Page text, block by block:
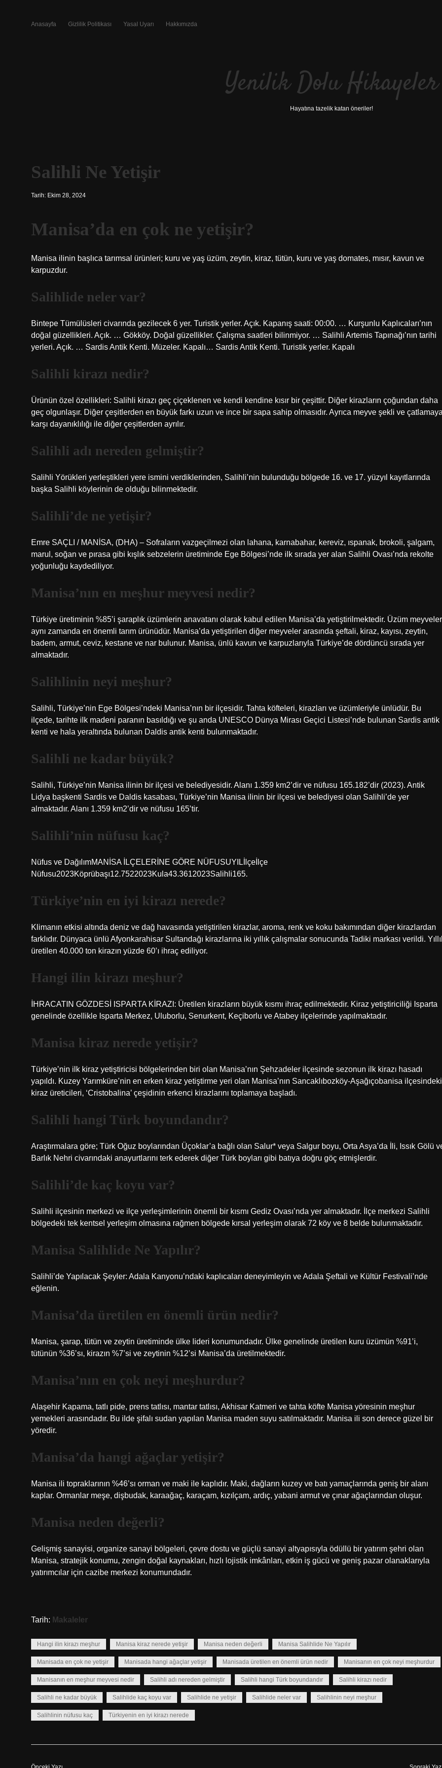
Anasayfa Gizlilik Politikası Yasal Uyarı Hakkımızda
Yenilik Dolu Hikayeler
Hayatına tazelik katan öneriler!
Salihli Ne Yetişir
Tarih: Ekim 28, 2024
Manisa’da en çok ne yetişir?
Manisa ilinin başlıca tarımsal ürünleri; kuru ve yaş üzüm, zeytin, kiraz, tütün, kuru ve yaş domates, mısır, kavun ve
karpuzdur.
Salihlide neler var?
Bintepe Tümülüsleri civarında gezilecek 6 yer. Turistik yerler. Açık. Kapanış saati: 00:00. … Kurşunlu Kaplıcaları’nın
doğal güzellikleri. Açık. … Gökköy. Doğal güzellikler. Çalışma saatleri bilinmiyor. … Salihli Artemis Tapınağı’nın tarihi
yerleri. Açık. … Sardis Antik Kenti. Müzeler. Kapalı… Sardis Antik Kenti. Turistik yerler. Kapalı
Salihli kirazı nedir?
Ürünün özel özellikleri: Salihli kirazı geç çiçeklenen ve kendi kendine kısır bir çeşittir. Diğer kirazların çoğundan daha
geç olgunlaşır. Diğer çeşitlerden en büyük farkı uzun ve ince bir sapa sahip olmasıdır. Ayrıca meyve şekli ve
karşı dayanıklılığı ile diğer çeşitlerden ayrılır.
Salihli adı nereden gelmiştir?
Salihli Yörükleri yerleştikleri yere ismini verdiklerinden, Salihli’nin bulunduğu bölgede 16. ve 17. yüzyıl kayıtlarında
başka Salihli köylerinin de olduğu bilinmektedir.
Salihli’de ne yetişir?
Emre SAÇLI / MANİSA, (DHA) – Sofraların vazgeçilmezi olan lahana, karnabahar, kereviz, ıspanak, brokoli, şalgam,
marul, soğan ve pırasa gibi kışlık sebzelerin üretiminde Ege Bölgesi’nde ilk sırada yer alan Salihli Ovası’nda rekolte
yoğunluğu kaydediliyor.
Manisa’nın en meşhur meyvesi nedir?
Türkiye üretiminin %85’i şaraplık üzümlerin anavatanı olarak kabul edilen Manisa’da yetiştirilmektedir. Üzüm
aynı zamanda en önemli tarım ürünüdür. Manisa’da yetiştirilen diğer meyveler arasında şeftali, kiraz, kayısı, zeytin,
badem, armut, ceviz, kestane ve nar bulunur. Manisa, ünlü kavun ve karpuzlarıyla Türkiye’de dördüncü sırada yer
almaktadır.
Salihlinin neyi meşhur?
Salihli, Türkiye’nin Ege Bölgesi’ndeki Manisa’nın bir ilçesidir. Tahta köfteleri, kirazları ve üzümleriyle ünlüdür. Bu
ilçede, tarihte ilk madeni paranın basıldığı ve şu anda UNESCO Dünya Mirası Geçici Listesi’nde bulunan Sardis antik
kenti ve hala yeraltında bulunan Daldis antik kenti bulunmaktadır.
Salihli ne kadar büyük?
Salihli, Türkiye’nin Manisa ilinin bir ilçesi ve belediyesidir. Alanı 1.359 km2’dir ve nüfusu 165.182’dir (2023). Antik
Lidya başkenti Sardis ve Daldis kasabası, Türkiye’nin Manisa ilinin bir ilçesi ve belediyesi olan Salihli’de yer
almaktadır. Alanı 1.359 km2’dir ve nüfusu 165’tir.
Salihli’nin nüfusu kaç?
Nüfus ve DağılımMANİSA İLÇELERİNE GÖRE NÜFUSUYILİlçeİlçe
Nüfusu2023Köprübaşı12.7522023Kula43.3612023Salihli165.
Türkiye’nin en iyi kirazı nerede?
Klimanın etkisi altında deniz ve dağ havasında yetiştirilen kirazlar, aroma, renk ve koku bakımından diğer kirazlardan
farklıdır. Dünyaca ünlü Afyonkarahisar Sultandağı kirazlarına iki yıllık çalışmalar sonucunda Tadiki markası verildi.
üretilen 40.000 ton kirazın yüzde 60’ı ihraç ediliyor.
Hangi ilin kirazı meşhur?
İHRACATIN GÖZDESİ ISPARTA KİRAZI: Üretilen kirazların büyük kısmı ihraç edilmektedir. Kiraz yetiştiriciliği Isparta
genelinde özellikle Isparta Merkez, Uluborlu, Senurkent, Keçiborlu ve Atabey ilçelerinde yapılmaktadır.
Manisa kiraz nerede yetişir?
Türkiye’nin ilk kiraz yetiştiricisi bölgelerinden biri olan Manisa’nın Şehzadeler ilçesinde sezonun ilk kirazı hasadı
yapıldı. Kuzey Yarımküre’nin en erken kiraz yetiştirme yeri olan Manisa’nın Sancaklıbozköy-Aşağıçobanisa ilçesindeki
kiraz üreticileri, ‘Cristobalina’ çeşidinin erkenci kirazlarını toplamaya başladı.
Salihli hangi Türk boyundandır?
Araştırmalara göre; Türk Oğuz boylarından Üçoklar’a bağlı olan Salur* veya Salgur boyu, Orta Asya’da İli, Issık Gölü
Barlık Nehri civarındaki anayurtlarını terk ederek diğer Türk boyları gibi batıya doğru göç etmişlerdir.
Salihli’de kaç koyu var?
Salihli ilçesinin merkezi ve ilçe yerleşimlerinin önemli bir kısmı Gediz Ovası’nda yer almaktadır. İlçe merkezi Salihli
bölgedeki tek kentsel yerleşim olmasına rağmen bölgede kırsal yerleşim olarak 72 köy ve 8 belde bulunmaktadır.
Manisa Salihlide Ne Yapılır?
Salihli’de Yapılacak Şeyler: Adala Kanyonu’ndaki kaplıcaları deneyimleyin ve Adala Şeftali ve Kültür Festivali’nde
eğlenin.
Manisa’da üretilen en önemli ürün nedir?
Manisa, şarap, tütün ve zeytin üretiminde ülke lideri konumundadır. Ülke genelinde üretilen kuru üzümün %91’i,
tütünün %36’sı, kirazın %7’si ve zeytinin %12’si Manisa’da üretilmektedir.
Manisa’nın en çok neyi meşhurdur?
Alaşehir Kapama, tatlı pide, prens tatlısı, mantar tatlısı, Akhisar Katmeri ve tahta köfte Manisa yöresinin meşhur
yemekleri arasındadır. Bu ilde şifalı sudan yapılan Manisa maden suyu satılmaktadır. Manisa ili son derece güzel bir
yöredir.
Manisa’da hangi ağaçlar yetişir?
Manisa ili topraklarının %46’sı orman ve maki ile kaplıdır. Maki, dağların kuzey ve batı yamaçlarında geniş bir alanı
kaplar. Ormanlar meşe, dişbudak, karaağaç, karaçam, kızılçam, ardıç, yabani armut ve çınar ağaçlarından oluşur.
Manisa neden değerli?
Gelişmiş sanayisi, organize sanayi bölgeleri, çevre dostu ve güçlü sanayi altyapısıyla ödüllü bir yatırım şehri olan
Manisa, stratejik konumu, zengin doğal kaynakları, hızlı lojistik imkânları, etkin iş gücü ve geniş pazar olanaklarıyla
yatırımcılar için cazibe merkezi konumundadır.
Tarih: Makaleler
Hangi ilin kirazı meşhur Manisa kiraz nerede yetişir Manisa neden değerli Manisa Salihlide Ne Yapılır
Manisada en çok ne yetişir Manisada hangi ağaçlar yetişir Manisada üretilen en önemli ürün nedir Manisanın en çok neyi meşhurdur
Manisanın en meşhur meyvesi nedir Salihli adı nereden gelmiştir Salihli hangi Türk boyundandır Salihli kirazı nedir
Salihli ne kadar büyük Salihlide kaç koyu var Salihlide ne yetişir Salihlide neler var Salihlinin neyi meşhur
Salihlinin nüfusu kaç Türkiyenin en iyi kirazı nerede